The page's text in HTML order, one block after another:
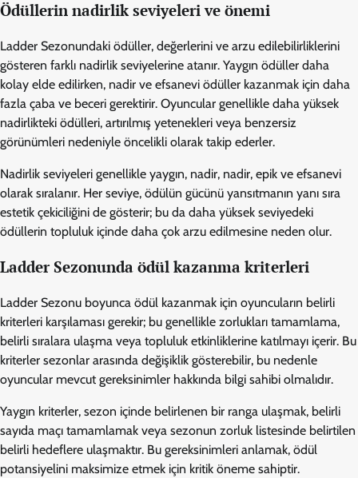
Ödüllerin nadirlik seviyeleri ve önemi
Ladder Sezonundaki ödüller, değerlerini ve arzu edilebilirliklerini
gösteren farklı nadirlik seviyelerine atanır. Yaygın ödüller daha
kolay elde edilirken, nadir ve efsanevi ödüller kazanmak için daha
fazla çaba ve beceri gerektirir. Oyuncular genellikle daha yüksek
nadirlikteki ödülleri, artırılmış yetenekleri veya benzersiz
görünümleri nedeniyle öncelikli olarak takip ederler.
Nadirlik seviyeleri genellikle yaygın, nadir, nadir, epik ve efsanevi
olarak sıralanır. Her seviye, ödülün gücünü yansıtmanın yanı sıra
estetik çekiciliğini de gösterir; bu da daha yüksek seviyedeki
ödüllerin topluluk içinde daha çok arzu edilmesine neden olur.
Ladder Sezonunda ödül kazanma kriterleri
Ladder Sezonu boyunca ödül kazanmak için oyuncuların belirli
kriterleri karşılaması gerekir; bu genellikle zorlukları tamamlama,
belirli sıralara ulaşma veya topluluk etkinliklerine katılmayı içerir. Bu
kriterler sezonlar arasında değişiklik gösterebilir, bu nedenle
oyuncular mevcut gereksinimler hakkında bilgi sahibi olmalıdır.
Yaygın kriterler, sezon içinde belirlenen bir ranga ulaşmak, belirli
sayıda maçı tamamlamak veya sezonun zorluk listesinde belirtilen
belirli hedeflere ulaşmaktır. Bu gereksinimleri anlamak, ödül
potansiyelini maksimize etmek için kritik öneme sahiptir.